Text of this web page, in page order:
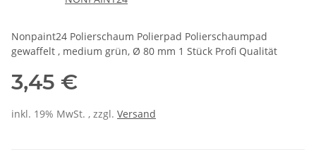
Nonpaint24 Polierschaum Polierpad Polierschaumpad
gewaffelt , medium grün, Ø 80 mm 1 Stück Profi Qualität
3,45 €
inkl. 19% MwSt. , zzgl. Versand